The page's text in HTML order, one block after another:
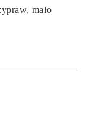
mało